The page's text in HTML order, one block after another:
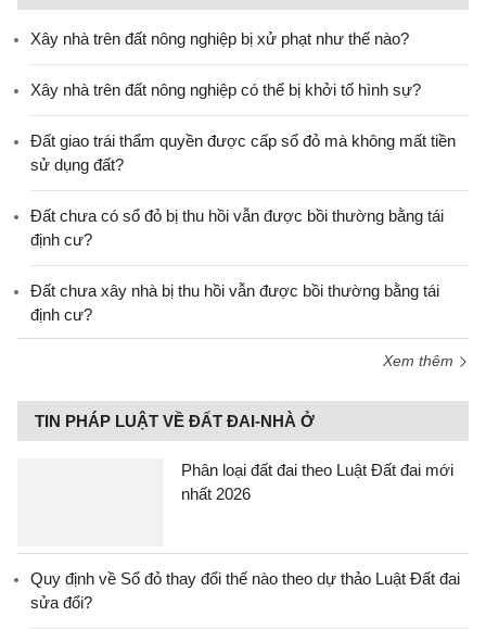
Xây nhà trên đất nông nghiệp bị xử phạt như thế nào?
Xây nhà trên đất nông nghiệp có thể bị khởi tố hình sự?
Đất giao trái thẩm quyền được cấp sổ đỏ mà không mất tiền
sử dụng đất?
Đất chưa có sổ đỏ bị thu hồi vẫn được bồi thường bằng tái
định cư?
Đất chưa xây nhà bị thu hồi vẫn được bồi thường bằng tái
định cư?
Xem thêm
TIN PHÁP LUẬT VỀ ĐẤT ĐAI-NHÀ Ở
Phân loại đất đai theo Luật Đất đai mới
nhất 2026
Quy định về Sổ đỏ thay đổi thế nào theo dự thảo Luật Đất đai
sửa đổi?